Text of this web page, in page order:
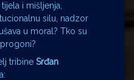
i mišljenja,
silu, nadzor
u moral? Tko su
progoni?
tribine Srđan